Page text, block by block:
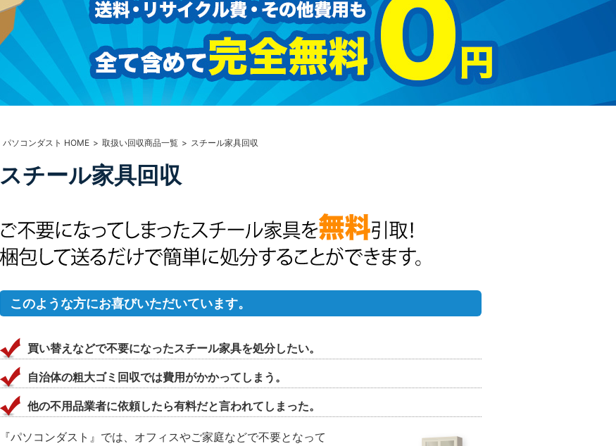
スチール家具回収
このような方にお喜びいただいています。
買い替えなどで不要になったスチール家具を処分したい。
自治体の粗大ゴミ回収では費用がかかってしまう。
他の不用品業者に依頼したら有料だと言われてしまった。
『パソコンダスト』では、オフィスやご家庭などで不要となって
パソコンダスト HOME 取扱い回収商品一覧 スチール家具回収